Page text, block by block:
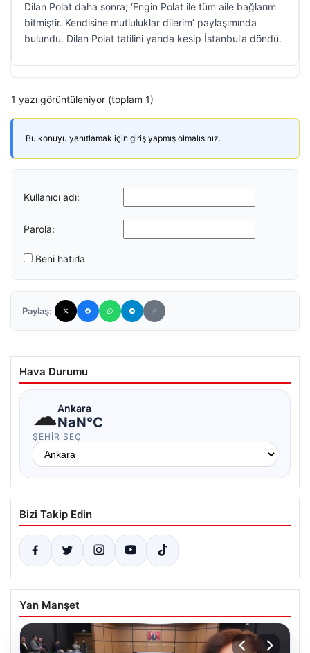
Dilan Polat daha sonra; ‘Engin Polat ile tüm aile bağlarım
bitmiştir. Kendisine mutluluklar dilerim’ paylaşımında
bulundu. Dilan Polat tatilini yarıda kesip İstanbul’a döndü.
1 yazı görüntüleniyor (toplam 1)
Bu konuyu yanıtlamak için giriş yapmış olmalısınız.
Kullanıcı adı:
Parola:
Beni hatırla
Paylaş:
Hava Durumu
☁Ankara
NaN°C
ŞEHIR SEÇ
Bizi Takip Edin
Yan Manşet